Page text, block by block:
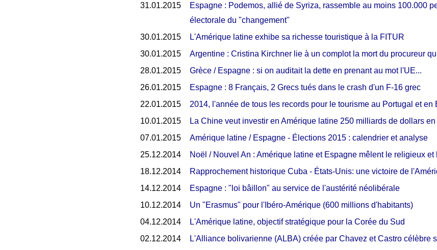
31.01.2015
Espagne : Podemos, allié de Syriza, rassemble au moins 100.000
électorale du "changement"
30.01.2015
L'Amérique latine exhibe sa richesse touristique à la FITUR
30.01.2015
Argentine : Cristina Kirchner lie à un complot la mort du procureur
28.01.2015
Grèce / Espagne : si on auditait la dette en prenant au mot l'UE...
26.01.2015
Espagne : 8 Français, 2 Grecs tués dans le crash d'un F-16 grec
22.01.2015
2014, l'année de tous les records pour le tourisme au Portugal et en
10.01.2015
La Chine veut investir en Amérique latine 250 milliards de dollars
07.01.2015
Amérique latine / Espagne - Élections 2015 : calendrier et analyse
25.12.2014
Noël / Nouvel An : Amérique latine et Espagne mêlent le religieux et
18.12.2014
Rapprochement historique Cuba - États-Unis: une victoire de
14.12.2014
Espagne : "loi bâillon" au service de l'austérité néolibérale
10.12.2014
Un "Erasmus" pour l'Ibéro-Amérique (600 millions d'habitants)
04.12.2014
L'Amérique latine, objectif stratégique pour la Corée du Sud
02.12.2014
L'Alliance bolivarienne (ALBA) créée par Chavez et Castro célèbre